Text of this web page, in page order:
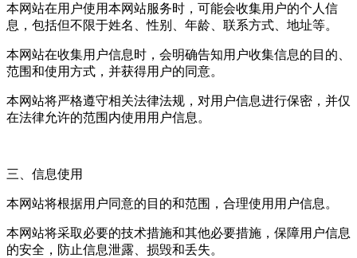
本网站在用户使用本网站服务时，可能会收集用户的个人信
息，包括但不限于姓名、性别、年龄、联系方式、地址等。
本网站在收集用户信息时，会明确告知用户收集信息的目的、
范围和使用方式，并获得用户的同意。
本网站将严格遵守相关法律法规，对用户信息进行保密，并仅
在法律允许的范围内使用用户信息。
三、信息使用
本网站将根据用户同意的目的和范围，合理使用用户信息。
本网站将采取必要的技术措施和其他必要措施，保障用户信息
的安全，防止信息泄露、损毁和丢失。